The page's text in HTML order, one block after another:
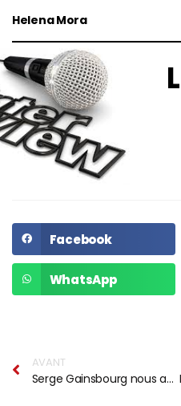
Helena Mora
Facebook
WhatsApp
AVANT
Serge Gainsbourg nous avait dit qu’il s’en irait…